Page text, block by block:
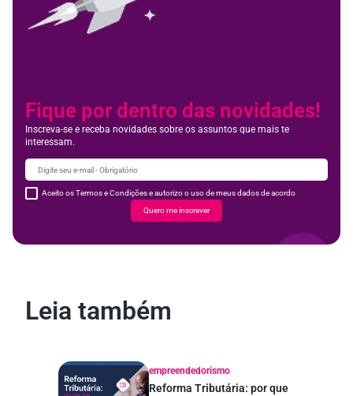
Fique por dentro das novidades!
Inscreva-se e receba novidades sobre os assuntos que mais te
interessam.
Aceito os Termos e Condições e autorizo o uso de meus dados de acordo
Quero me inscrever
Leia também
empreendedorismo
Reforma Tributária: por que